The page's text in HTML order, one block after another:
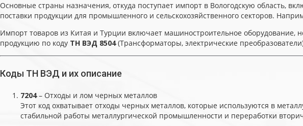
Основные страны назначения, откуда поступает импорт в Вологодскую область,
поставки продукции для промышленного и сельскохозяйственного секторов.
Импорт товаров из Китая и Турции включает машиностроительное оборудование,
продукцию по коду ТН ВЭД 8504(Трансформаторы, электрические
Коды ТН ВЭД и их описание
7204– Отходы и лом черных металлов
Этот код охватывает отходы черных металлов, которые используются в
стабильной работы металлургической промышленности и переработки